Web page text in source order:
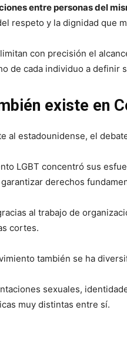
entre personas del
respeto y la dignidad que
con precisión el
de cada individuo a definir
existe en
al estadounidense, el
LGBT concentró sus
derechos
al trabajo de
cortes.
también se ha
sexuales,
muy distintas entre sí.